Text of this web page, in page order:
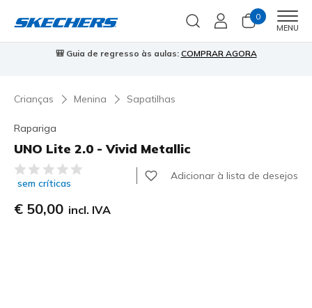
0
MENU
🎒 Guia de regresso às aulas: COMPRAR AGORA
Crianças Menina Sapatilhas
Rapariga
UNO Lite 2.0 - Vivid Metallic
3$1 de 5 – Classificação do cliente
sem críticas
Adicionar à lista de desejos
€ 50,00 incl. IVA